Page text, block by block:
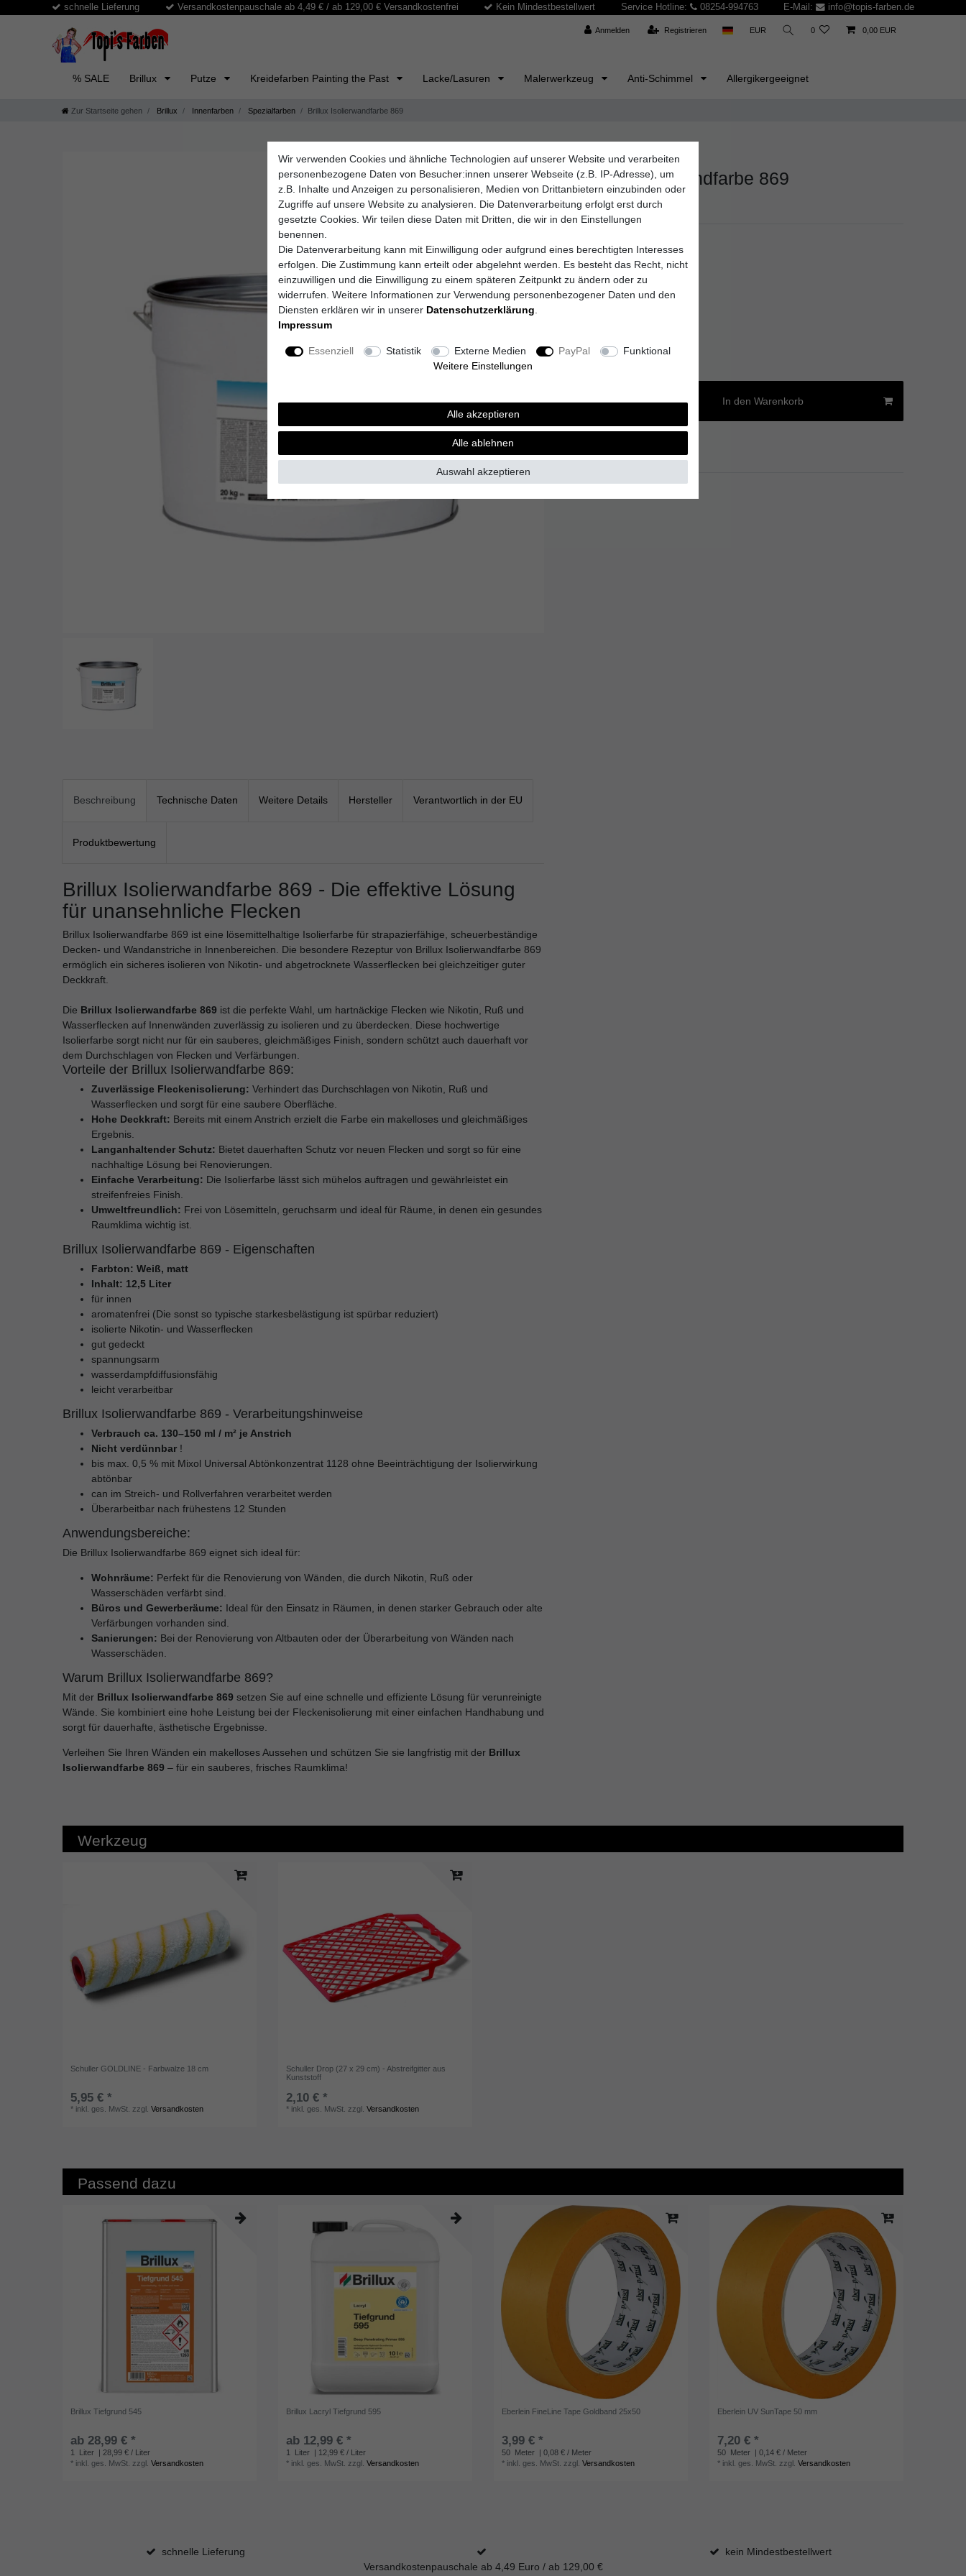
schnelle Lieferung Versandkostenpauschale ab 4,49 € / ab 129,00 € Versandkostenfrei Kein Mindestbestellwert Service Hotline: 08254-994763 E-Mail: info@topis-farben.de
Anmelden Registrieren EUR 0 0,00 EUR
% SALE Brillux Putze Kreidefarben Painting the Past Lacke/Lasuren Malerwerkzeug Anti-Schimmel Allergikergeeignet
Zur Startseite gehen Brillux Innenfarben Spezialfarben Brillux Isolierwandfarbe 869
Brillux GmbH & Co.KG
Brillux Isolierwandfarbe 869
403,99 EUR
In den Warenkorb
Wunschliste
Beschreibung Technische Daten Weitere Details Hersteller Verantwortlich in der EU
Produktbewertung
Brillux Isolierwandfarbe 869 - Die effektive Lösung
für unansehnliche Flecken
Brillux Isolierwandfarbe 869 ist eine lösemittelhaltige Isolierfarbe für strapazierfähige, scheuerbeständige
Decken- und Wandanstriche in Innenbereichen. Die besondere Rezeptur von Brillux Isolierwandfarbe 869
ermöglich ein sicheres isolieren von Nikotin- und abgetrocknete Wasserflecken bei gleichzeitiger guter
Deckkraft.
Die Brillux Isolierwandfarbe 869 ist die perfekte Wahl, um hartnäckige Flecken wie Nikotin, Ruß und
Wasserflecken auf Innenwänden zuverlässig zu isolieren und zu überdecken. Diese hochwertige
Isolierfarbe sorgt nicht nur für ein sauberes, gleichmäßiges Finish, sondern schützt auch dauerhaft vor
dem Durchschlagen von Flecken und Verfärbungen.
Vorteile der Brillux Isolierwandfarbe 869:
Zuverlässige Fleckenisolierung: Verhindert das Durchschlagen von Nikotin, Ruß und
Wasserflecken und sorgt für eine saubere Oberfläche.
Hohe Deckkraft: Bereits mit einem Anstrich erzielt die Farbe ein makelloses und gleichmäßiges
Ergebnis.
Langanhaltender Schutz: Bietet dauerhaften Schutz vor neuen Flecken und sorgt so für eine
nachhaltige Lösung bei Renovierungen.
Einfache Verarbeitung: Die Isolierfarbe lässt sich mühelos auftragen und gewährleistet ein
streifenfreies Finish.
Umweltfreundlich: Frei von Lösemitteln, geruchsarm und ideal für Räume, in denen ein gesundes
Raumklima wichtig ist.
Brillux Isolierwandfarbe 869 - Eigenschaften
Farbton: Weiß, matt
Inhalt: 12,5 Liter
für innen
aromatenfrei (Die sonst so typische starkesbelästigung ist spürbar reduziert)
isolierte Nikotin- und Wasserflecken
gut gedeckt
spannungsarm
wasserdampfdiffusionsfähig
leicht verarbeitbar
Brillux Isolierwandfarbe 869 - Verarbeitungshinweise
Verbrauch ca. 130–150 ml / m² je Anstrich
Nicht verdünnbar !
bis max. 0,5 % mit Mixol Universal Abtönkonzentrat 1128 ohne Beeinträchtigung der Isolierwirkung
abtönbar
can im Streich- und Rollverfahren verarbeitet werden
Überarbeitbar nach frühestens 12 Stunden
Anwendungsbereiche:
Die Brillux Isolierwandfarbe 869 eignet sich ideal für:
Wohnräume: Perfekt für die Renovierung von Wänden, die durch Nikotin, Ruß oder
Wasserschäden verfärbt sind.
Büros und Gewerberäume: Ideal für den Einsatz in Räumen, in denen starker Gebrauch oder alte
Verfärbungen vorhanden sind.
Sanierungen: Bei der Renovierung von Altbauten oder der Überarbeitung von Wänden nach
Wasserschäden.
Warum Brillux Isolierwandfarbe 869?
Mit der Brillux Isolierwandfarbe 869 setzen Sie auf eine schnelle und effiziente Lösung für verunreinigte
Wände. Sie kombiniert eine hohe Leistung bei der Fleckenisolierung mit einer einfachen Handhabung und
sorgt für dauerhafte, ästhetische Ergebnisse.
Verleihen Sie Ihren Wänden ein makelloses Aussehen und schützen Sie sie langfristig mit der Brillux
Isolierwandfarbe 869 – für ein sauberes, frisches Raumklima!
Werkzeug
Schuller GOLDLINE - Farbwalze 18 cm
5,95 € *
* inkl. ges. MwSt. zzgl.Versandkosten
Schuller Drop (27 x 29 cm) - Abstreifgitter aus
Kunststoff
2,10 € *
* inkl. ges. MwSt. zzgl.Versandkosten
Passend dazu
Brillux Tiefgrund 545
ab 28,99 € *
1 Liter | 28,99 € / Liter
* inkl. ges. MwSt. zzgl.Versandkosten
Brillux Lacryl Tiefgrund 595
ab 12,99 € *
1 Liter | 12,99 € / Liter
* inkl. ges. MwSt. zzgl.Versandkosten
Eberlein FineLine Tape Goldband 25x50
3,99 € *
50 Meter | 0,08 € / Meter
* inkl. ges. MwSt. zzgl.Versandkosten
Eberlein UV SunTape 50 mm
7,20 € *
50 Meter | 0,14 € / Meter
* inkl. ges. MwSt. zzgl.Versandkosten
schnelle Lieferung
Versandkostenpauschale ab 4,49 Euro / ab 129,00 €
kein Mindestbestellwert
Wir verwenden Cookies und ähnliche Technologien auf unserer Website und verarbeiten
personenbezogene Daten von Besucher:innen unserer Webseite (z.B. IP-Adresse), um
z.B. Inhalte und Anzeigen zu personalisieren, Medien von Drittanbietern einzubinden oder
Zugriffe auf unsere Website zu analysieren. Die Datenverarbeitung erfolgt erst durch
gesetzte Cookies. Wir teilen diese Daten mit Dritten, die wir in den Einstellungen
benennen.
Die Datenverarbeitung kann mit Einwilligung oder aufgrund eines berechtigten Interesses
erfolgen. Die Zustimmung kann erteilt oder abgelehnt werden. Es besteht das Recht, nicht
einzuwilligen und die Einwilligung zu einem späteren Zeitpunkt zu ändern oder zu
widerrufen. Weitere Informationen zur Verwendung personenbezogener Daten und den
Diensten erklären wir in unserer Daten­schutz­erklärung
Impressum
Essenziell Statistik Externe Medien PayPal
Funktional
Weitere Einstellungen
Alle akzeptieren
Alle ablehnen
Auswahl akzeptieren